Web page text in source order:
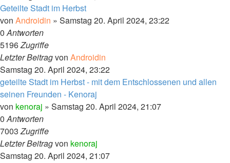
Geteilte Stadt im Herbst
von Androidin » Samstag 20. April 2024, 23:22
0Antworten
5196Zugriffe
Letzter Beitragvon Androidin
Samstag 20. April 2024, 23:22
geteilte Stadt im Herbst - mit dem Entschlossenen und allen
seinen Freunden - Kenoraj
von kenoraj » Samstag 20. April 2024, 21:07
0Antworten
7003Zugriffe
Letzter Beitragvon kenoraj
Samstag 20. April 2024, 21:07